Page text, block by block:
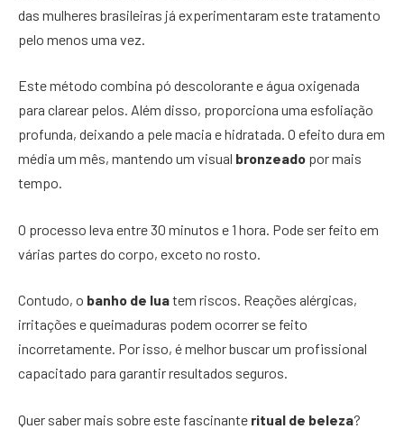
das mulheres brasileiras já experimentaram este tratamento
pelo menos uma vez.
Este método combina pó descolorante e água oxigenada
para clarear pelos. Além disso, proporciona uma esfoliação
profunda, deixando a pele macia e hidratada. O efeito dura em
média um mês, mantendo um visual bronzeado por mais
tempo.
O processo leva entre 30 minutos e 1 hora. Pode ser feito em
várias partes do corpo, exceto no rosto.
Contudo, o banho de luatem riscos. Reações alérgicas,
irritações e queimaduras podem ocorrer se feito
incorretamente. Por isso, é melhor buscar um profissional
capacitado para garantir resultados seguros.
Quer saber mais sobre este fascinante ritual de beleza?